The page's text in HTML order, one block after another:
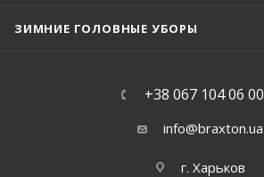
ЗИМНИЕ ГОЛОВНЫЕ УБОРЫ
+38 067 104 06 00
info@braxton.ua
г. Харьков